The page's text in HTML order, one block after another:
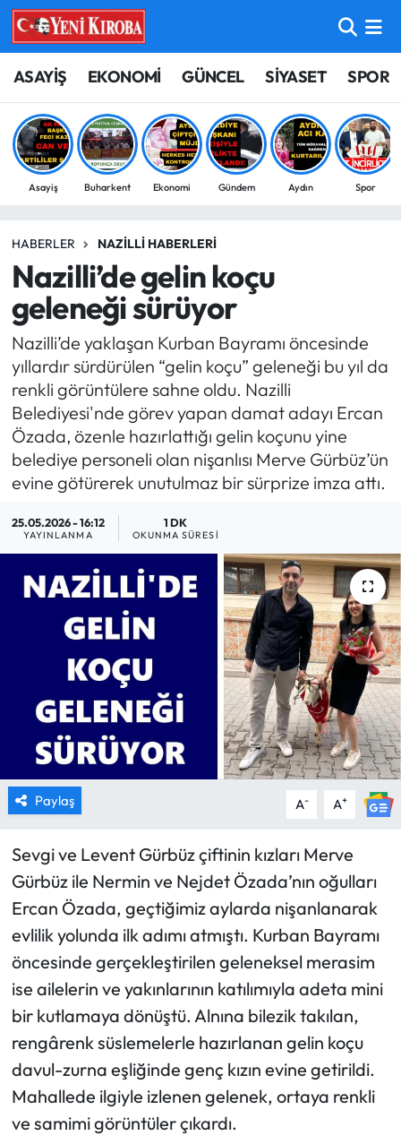
ASAYİŞ EKONOMİ GÜNCEL SİYASET SPOR
Asayiş Buharkent Ekonomi Gündem Aydın Spor
HABERLER NAZILLI HABERLERI
Nazilli’de gelin koçu
geleneği sürüyor
Nazilli’de yaklaşan Kurban Bayramı öncesinde
yıllardır sürdürülen “gelin koçu” geleneği bu yıl da
renkli görüntülere sahne oldu. Nazilli
Belediyesi'nde görev yapan damat adayı Ercan
Özada, özenle hazırlattığı gelin koçunu yine
belediye personeli olan nişanlısı Merve Gürbüz’ün
evine götürerek unutulmaz bir sürprize imza attı.
25.05.2026 - 16:12
YAYINLANMA
1 DK
OKUNMA SÜRESI
Paylaş A- A+
Sevgi ve Levent Gürbüz çiftinin kızları Merve
Gürbüz ile Nermin ve Nejdet Özada’nın oğulları
Ercan Özada, geçtiğimiz aylarda nişanlanarak
evlilik yolunda ilk adımı atmıştı. Kurban Bayramı
öncesinde gerçekleştirilen geleneksel merasim
ise ailelerin ve yakınlarının katılımıyla adeta mini
bir kutlamaya dönüştü. Alnına bilezik takılan,
rengârenk süslemelerle hazırlanan gelin koçu
davul-zurna eşliğinde genç kızın evine getirildi.
Mahallede ilgiyle izlenen gelenek, ortaya renkli
ve samimi görüntüler çıkardı.
ASAYİŞ
BİLİM-TEKNOLOJİ
ÇEVRE
EĞİTİM
EKONOMİ
GÜNCEL
GÜNDEM
MAGAZİN
SAĞLIK
SİYASET
TARIM
TURİZM
YAŞAM
RESMİ İLANLAR
HABER İLAN
Aydın Nöbetçi Eczaneler
Aydın Hava Durumu
Aydin Namaz Vakitleri
Süper Lig Puan Durumu ve Fikstür
Tüm Manşetler
Son Dakika Haberleri
Haber Arşivi